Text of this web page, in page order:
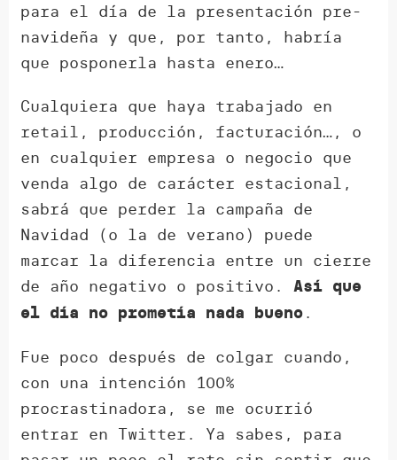
para el día de la presentación pre-
navideña y que, por tanto, habría
que posponerla hasta enero…
Cualquiera que haya trabajado en
retail, producción, facturación…, o
en cualquier empresa o negocio que
venda algo de carácter estacional,
sabrá que perder la campaña de
Navidad (o la de verano) puede
marcar la diferencia entre un cierre
de año negativo o positivo.Así que
el día no prometía nada bueno.
Fue poco después de colgar cuando,
con una intención 100%
procrastinadora, se me ocurrió
entrar en Twitter. Ya sabes, para